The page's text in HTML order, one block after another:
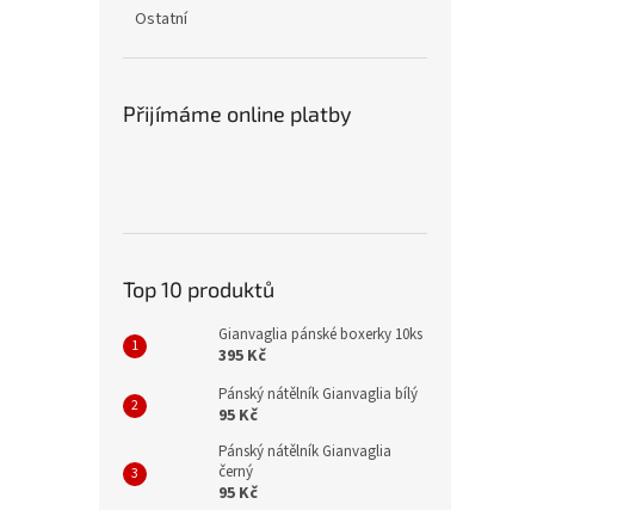
Ostatní
Přijímáme online platby
Top 10 produktů
Gianvaglia pánské boxerky 10ks
395 Kč
Pánský nátělník Gianvaglia bílý
95 Kč
Pánský nátělník Gianvaglia
černý
95 Kč